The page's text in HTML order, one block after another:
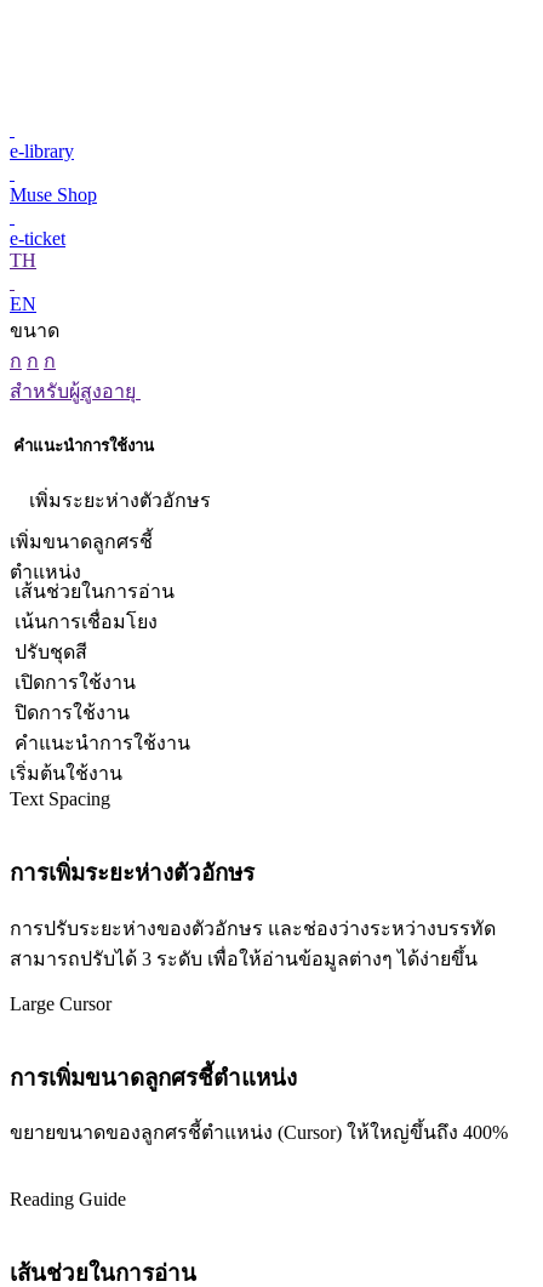
e-library
Muse Shop
e-ticket
TH
EN
ขนาด
ก ก ก
สำหรับผู้สูงอายุ
คำแนะนำการใช้งาน
เพิ่มระยะห่างตัวอักษร
เพิ่มขนาดลูกศรชี้
ตำแหน่ง
เส้นช่วยในการอ่าน
เน้นการเชื่อมโยง
ปรับชุดสี
เปิดการใช้งาน
ปิดการใช้งาน
คำแนะนำการใช้งาน
เริ่มต้นใช้งาน
Text Spacing
การเพิ่มระยะห่างตัวอักษร
การปรับระยะห่างของตัวอักษร และช่องว่างระหว่างบรรทัด
สามารถปรับได้ 3 ระดับ เพื่อให้อ่านข้อมูลต่างๆ ได้ง่ายขึ้น
Large Cursor
การเพิ่มขนาดลูกศรชี้ตำแหน่ง
ขยายขนาดของลูกศรชี้ตำแหน่ง (Cursor) ให้ใหญ่ขึ้นถึง 400%
Reading Guide
เส้นช่วยในการอ่าน